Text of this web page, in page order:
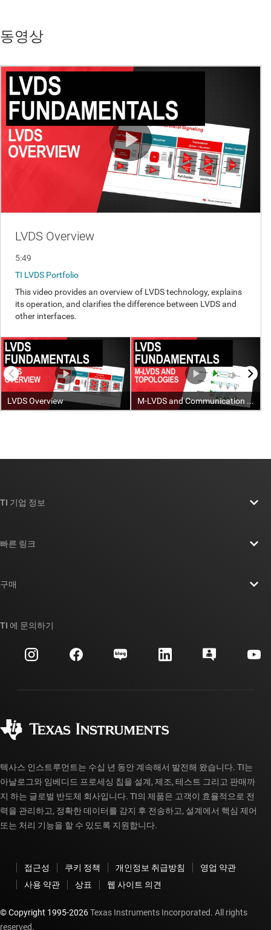
동영상
TI 기업 정보
투자 관계
제조
빠른 링크
대체품 검색
고객 지원 센터
myTI 계정 FAQ
구매
주문 FAQ
TI 에 문의하기
텍사스 인스트루먼트는 수십 년 동안 계속해서 발전해 왔습니다. TI는
아날로그와 임베디드 프로세싱 칩을 설계, 제조, 테스트 그리고 판매까
지 하는 글로벌 반도체 회사입니다. TI의 제품은 고객이 효율적으로 전
력을 관리하고, 정확한 데이터를 감지 후 전송하고, 설계에서 핵심 제어
또는 처리 기능을 할 수 있도록 지원합니다.
접근성 쿠키 정책 개인정보 취급방침
영업 약관
사용 약관
상표 웹 사이트 의견
© Copyright 1995-2026Texas Instruments Incorporated. All rights
reserved.